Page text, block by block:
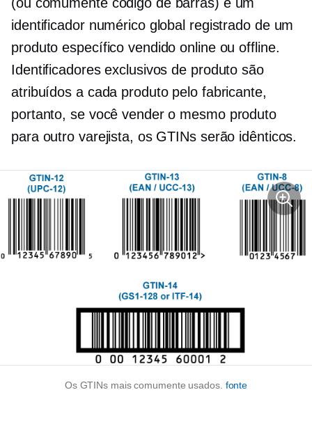
identificador numérico global registrado de um
produto específico vendido online ou offline.
Identificadores exclusivos de produto são
atribuídos a cada produto pelo fabricante,
portanto, se você vender o mesmo produto
para outro varejista, os GTINs serão idênticos.
Os GTINs mais comumente usados. fonte